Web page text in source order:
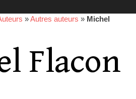
»Autres auteurs » Michel
Flacon